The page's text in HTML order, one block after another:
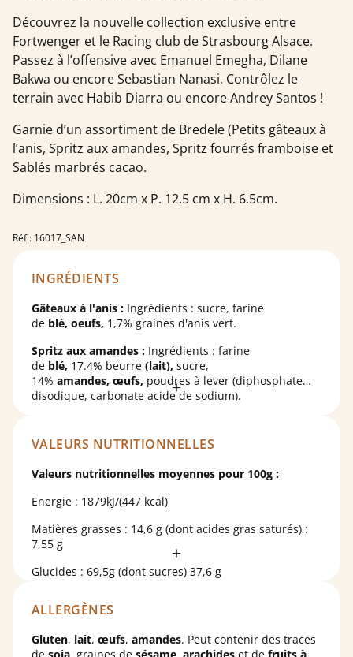
Découvrez la nouvelle collection exclusive entre
Fortwenger et le Racing club de Strasbourg Alsace.
Passez à l’offensive avec Emanuel Emegha, Dilane
Bakwa ou encore Sebastian Nanasi. Contrôlez le
terrain avec Habib Diarra ou encore Andrey Santos !
Garnie d’un assortiment de Bredele (Petits gâteaux à
l’anis, Spritz aux amandes, Spritz fourrés framboise et
Sablés marbrés cacao.
Dimensions : L. 20cm x P. 12.5 cm x H. 6.5cm.
Réf : 16017_SAN
INGRÉDIENTS
Gâteaux à l'anis : Ingrédients : sucre, farine
de blé, oeufs, 1,7% graines d'anis vert.
Spritz aux amandes : Ingrédients : farine
de blé, 17.4% beurre (lait), sucre,
14% amandes, œufs, poudres à lever (diphosphate
disodique, carbonate acide de sodium).
poudre, arôme naturel de vanille, poudres à lever
beurre ( lait), sucre, 9,5% fourrage framboise pépins
correcteurs d'acidité: E330, E331; arôme,
conservateur: E202),
amandes
vanille, poudres à lever : diphosphate disodique,
carbonate acide de sodium ; sel.
Peut contenir des traces de
desésame,arachides et d’autresfruits à coque
VALEURS NUTRITIONNELLES
Valeurs nutritionnelles moyennes pour 100g :
Energie : 1879kJ/(447 kcal)
Matières grasses : 14,6 g (dont acides gras saturés) :
7,55 g
Glucides : 69,5g (dont sucres) 37,6 g
Protéines : 8,1 g
ALLERGÈNES
Gluten, lait, œufs, amandes. Peut contenir des traces